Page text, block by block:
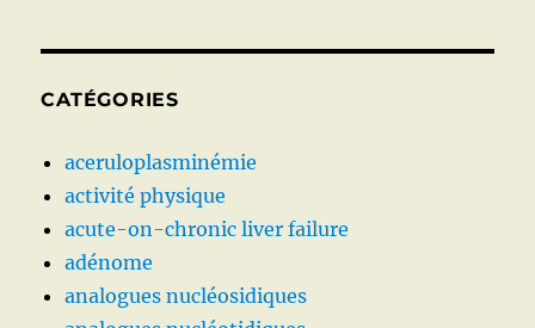
CATÉGORIES
aceruloplasminémie
activité physique
acute-on-chronic liver failure
adénome
analogues nucléosidiques